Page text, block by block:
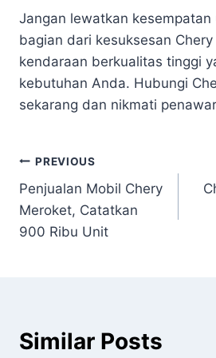
Jangan lewatkan kesempatan
bagian dari kesuksesan
kendaraan berkualitas tinggi
kebutuhan Anda. Hubungi
sekarang dan nikmati
PREVIOUS
Penjualan Mobil Chery
Meroket, Catatkan
900 Ribu Unit
Similar Posts